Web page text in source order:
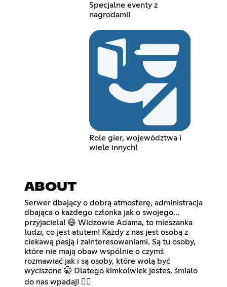
Specjalne eventy z
nagrodami!
Role gier, województwa i
wiele innych!
ABOUT
Serwer dbający o dobrą atmosferę, administracja
dbająca o każdego członka jak o swojego...
przyjaciela! 😄 Widzowie Adama, to mieszanka
ludzi, co jest atutem! Każdy z nas jest osobą z
ciekawą pasją i zainteresowaniami. Są tu osoby,
które nie mają obaw wspólnie o czymś
rozmawiać jak i są osoby, które wolą być
wyciszone 🤫 Dlatego kimkolwiek jesteś, śmiało
do nas wpadaj! ✌🏻